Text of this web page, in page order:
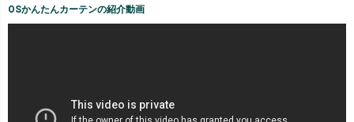
OSかんたんカーテンの紹介動画